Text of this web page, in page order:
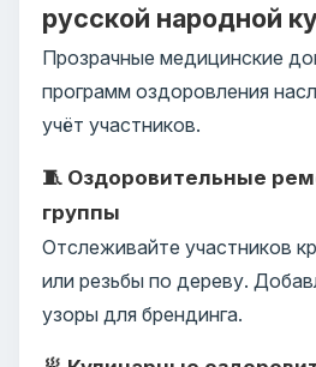
русской народной
Прозрачные медицинские
программ оздоровления
учёт участников.
🧵 Оздоровительные
группы
Отслеживайте участников
или резьбы по дереву.
узоры для брендинга.